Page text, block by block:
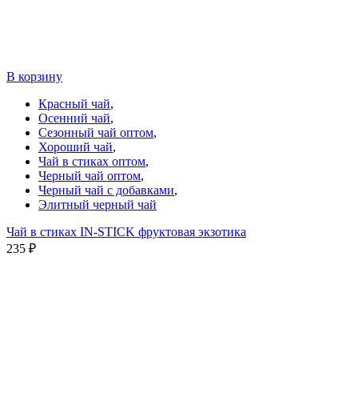
В корзину
Красный чай,
Осенний чай,
Сезонный чай оптом,
Хороший чай,
Чай в стиках оптом,
Черный чай оптом,
Черный чай с добавками,
Элитный черный чай
Чай в стиках IN-STICK фруктовая экзотика
235 ₽